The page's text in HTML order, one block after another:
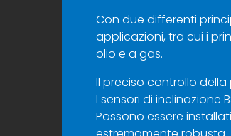
Con due differenti
applicazioni, tra cui i
olio e a gas.
Il preciso controllo
I sensori di inclinazione
Possono essere